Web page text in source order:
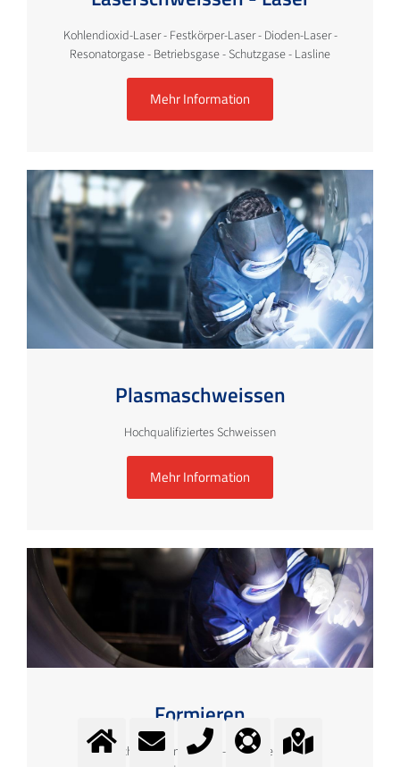
Kohlendioxid-Laser - Festkörper-Laser - Dioden-Laser -
Resonatorgase - Betriebsgase - Schutzgase - Lasline
Mehr Information
Plasmaschweissen
Hochqualifiziertes Schweissen
Mehr Information
Formieren
Wurzelschutz - Formiergase - Formieren - Rohre